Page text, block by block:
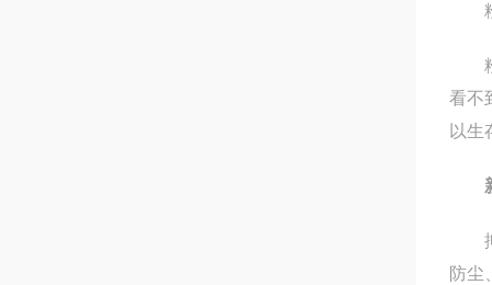
粉
粉
看不
以生
抑
防尘